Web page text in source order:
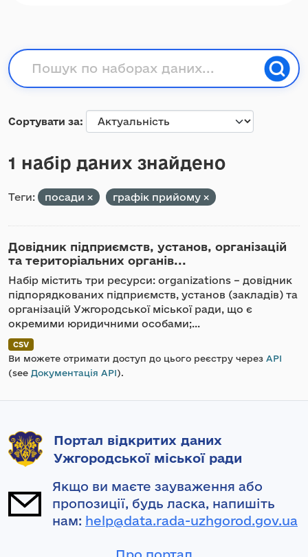
Сортувати за
1 набір даних знайдено
Теги: посади графік прийому
Довідник підприємств, установ, організацій
та територіальних органів...
Набір містить три ресурси: organizations – довідник
підпорядкованих підприємств, установ (закладів) та
організацій Ужгородської міської ради, що є
окремими юридичними особами;...
CSV
Ви можете отримати доступ до цього реєстру через API
(see Документація API).
Портал відкритих даних
Ужгородської міської ради
Якщо ви маєте зауваження або
пропозиції, будь ласка, напишіть
нам: help@data.rada-uzhgorod.gov.ua